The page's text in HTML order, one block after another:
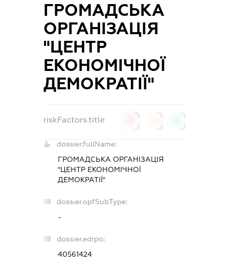
ГРОМАДСЬКА
ОРГАНІЗАЦІЯ
"ЦЕНТР
ЕКОНОМІЧНОЇ
ДЕМОКРАТІЇ"
riskFactors.title
dossier.fullName:
ГРОМАДСЬКА ОРГАНІЗАЦІЯ
"ЦЕНТР ЕКОНОМІЧНОЇ
ДЕМОКРАТІЇ"
dossier.opfSubType:
-
dossier.edrpo:
40561424